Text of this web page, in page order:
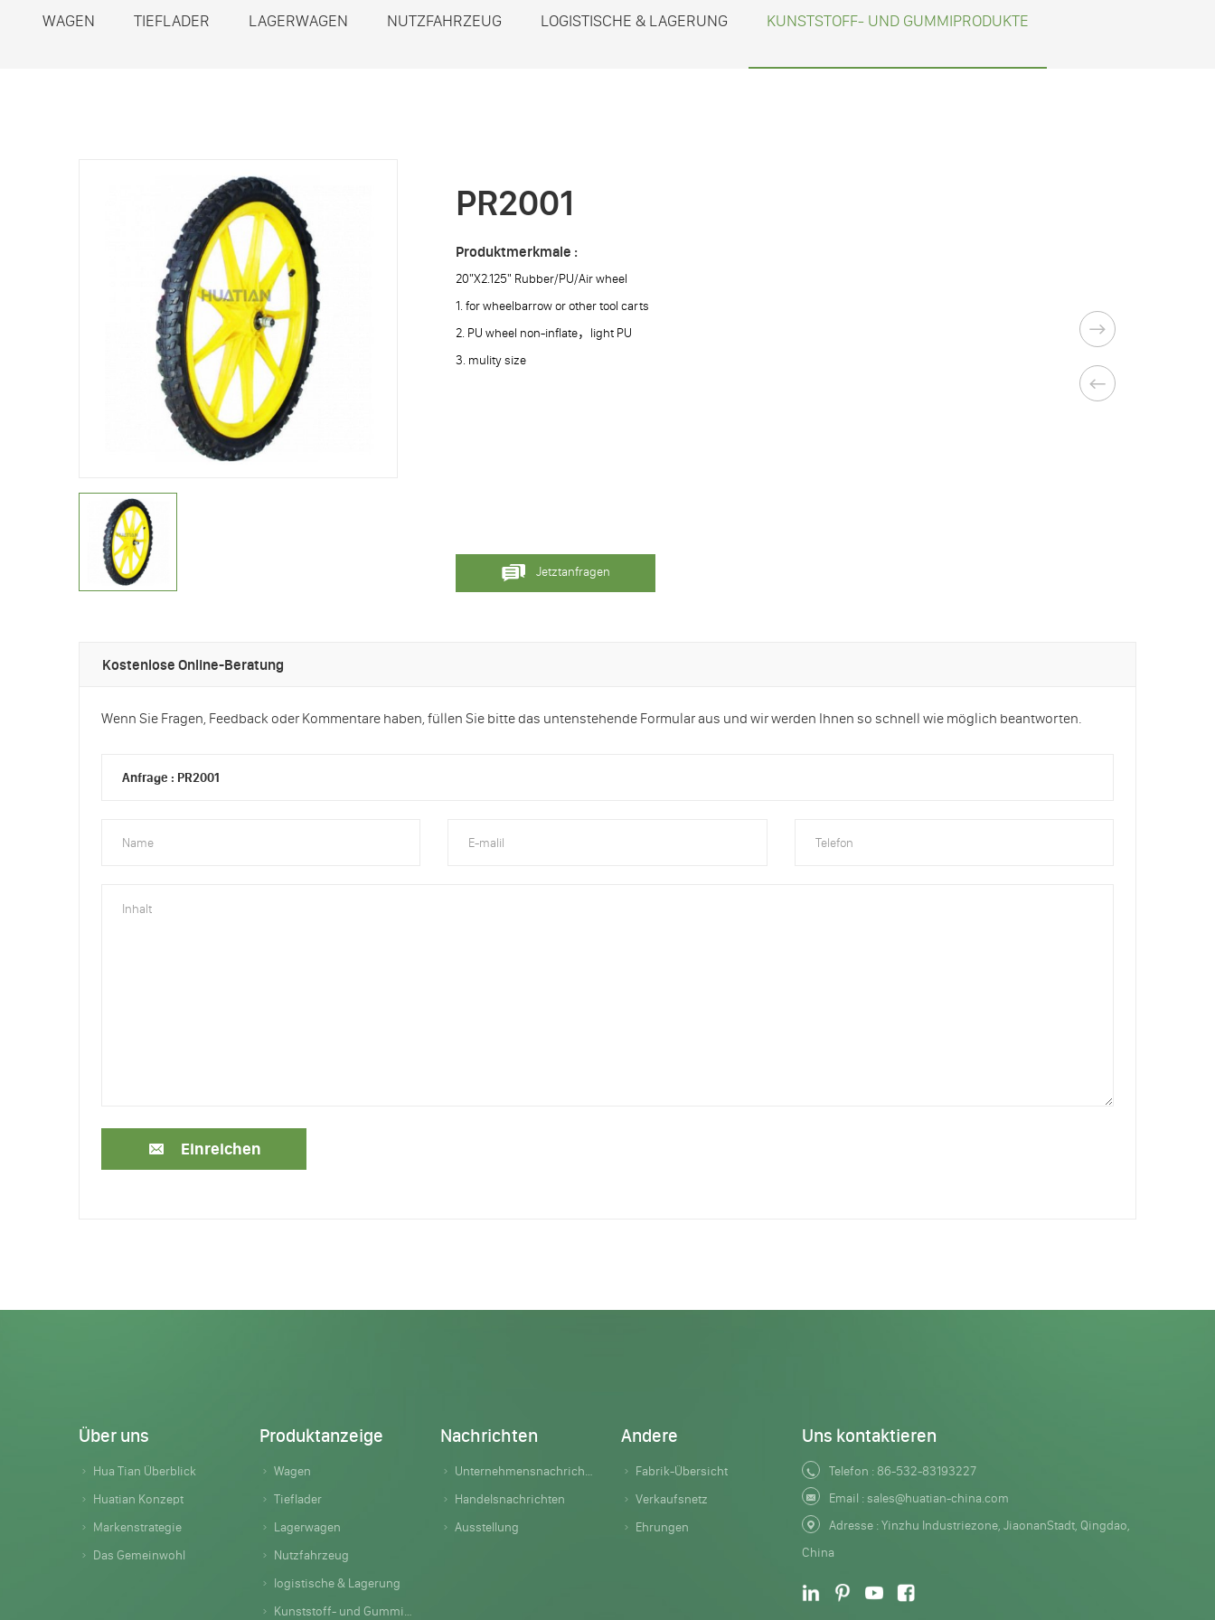
WAGEN TIEFLADER LAGERWAGEN NUTZFAHRZEUG LOGISTISCHE & LAGERUNG KUNSTSTOFF- UND GUMMIPRODUKTE
PR2001
Produktmerkmale :
20"X2.125" Rubber/PU/Air wheel
1. for wheelbarrow or other tool carts
2. PU wheel non-inflate，light PU
3. mulity size
Jetztanfragen
Kostenlose Online-Beratung
Wenn Sie Fragen, Feedback oder Kommentare haben, füllen Sie bitte das untenstehende Formular aus und wir werden Ihnen so schnell wie möglich beantworten.
Einreichen
Über uns
Hua Tian Überblick
Huatian Konzept
Markenstrategie
Das Gemeinwohl
Produktanzeige
Wagen
Tieflader
Lagerwagen
Nutzfahrzeug
logistische & Lagerung
Kunststoff- und Gummiprodukte
Nachrichten
Unternehmensnachrichten
Handelsnachrichten
Ausstellung
Andere
Fabrik-Übersicht
Verkaufsnetz
Ehrungen
Uns kontaktieren
Telefon : 86-532-83193227
Email :sales@huatian-china.com
Adresse : Yinzhu Industriezone, JiaonanStadt, Qingdao,
China